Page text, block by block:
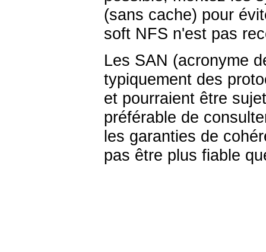
(sans cache) pour
soft NFS n'est pas
Les SAN (acronyme
typiquement des
et pourraient être
préférable de
les garanties de
pas être plus fiable